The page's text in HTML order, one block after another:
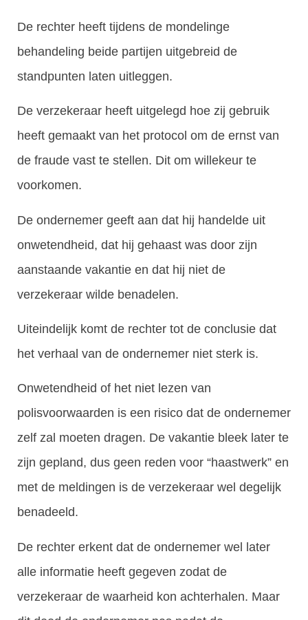
De rechter heeft tijdens de mondelinge
behandeling beide partijen uitgebreid de
standpunten laten uitleggen.
De verzekeraar heeft uitgelegd hoe zij gebruik
heeft gemaakt van het protocol om de ernst van
de fraude vast te stellen. Dit om willekeur te
voorkomen.
De ondernemer geeft aan dat hij handelde uit
onwetendheid, dat hij gehaast was door zijn
aanstaande vakantie en dat hij niet de
verzekeraar wilde benadelen.
Uiteindelijk komt de rechter tot de conclusie dat
het verhaal van de ondernemer niet sterk is.
Onwetendheid of het niet lezen van
polisvoorwaarden is een risico dat de ondernemer
zelf zal moeten dragen. De vakantie bleek later te
zijn gepland, dus geen reden voor “haastwerk” en
met de meldingen is de verzekeraar wel degelijk
benadeeld.
De rechter erkent dat de ondernemer wel later
alle informatie heeft gegeven zodat de
verzekeraar de waarheid kon achterhalen. Maar